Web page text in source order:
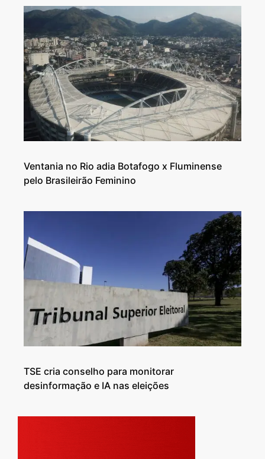
Ventania no Rio adia Botafogo x Fluminense
pelo Brasileirão Feminino
TSE cria conselho para monitorar
desinformação e IA nas eleições